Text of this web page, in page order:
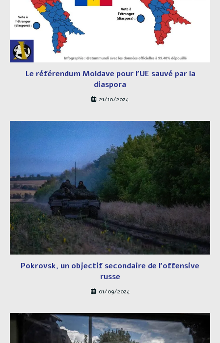
Le référendum Moldave pour l’UE sauvé par la
diaspora
21/10/2024
Pokrovsk, un objectif secondaire de l’offensive
russe
01/09/2024